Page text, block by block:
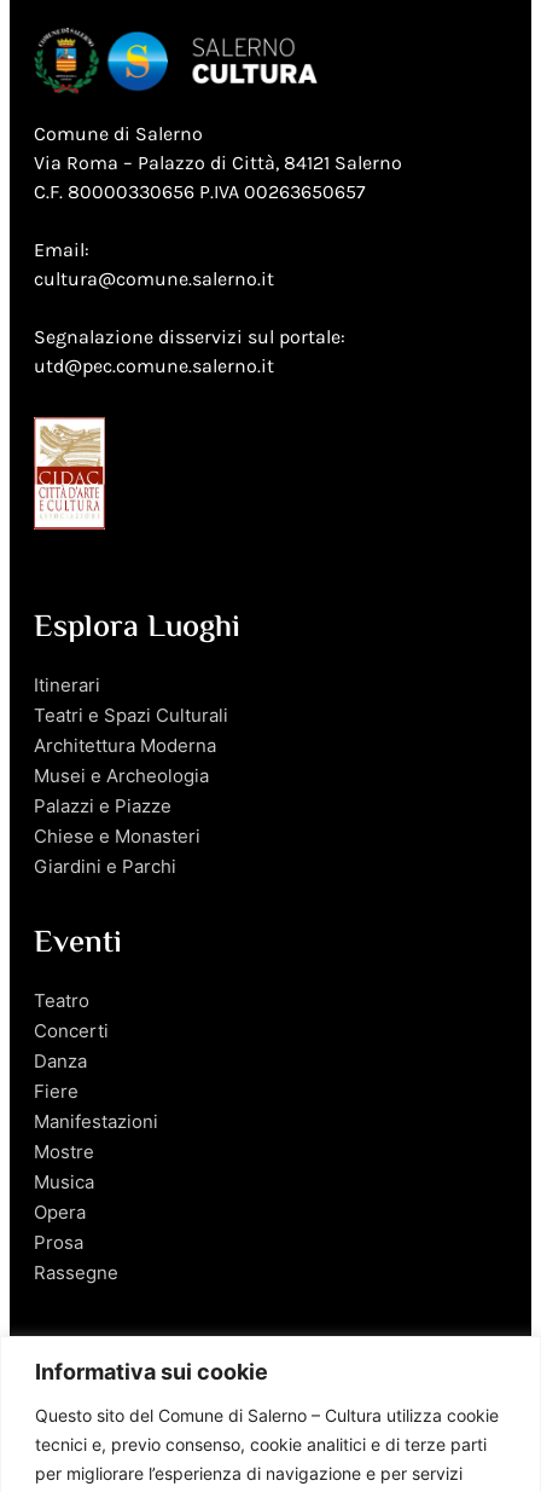
Informativa sui cookie
Questo sito del Comune di Salerno – Cultura utilizza cookie
tecnici e, previo consenso, cookie analitici e di terze parti
per migliorare l’esperienza di navigazione e per servizi
Comune di Salerno
Via Roma – Palazzo di Città, 84121 Salerno
C.F. 80000330656 P.IVA 00263650657
Email:
cultura@comune.salerno.it
Segnalazione disservizi sul portale:
utd@pec.comune.salerno.it
Esplora Luoghi
Itinerari
Teatri e Spazi Culturali
Architettura Moderna
Musei e Archeologia
Palazzi e Piazze
Chiese e Monasteri
Giardini e Parchi
Eventi
Teatro
Concerti
Danza
Fiere
Manifestazioni
Mostre
Musica
Opera
Prosa
Rassegne
Salerno
Personaggi
Enogastronomia
Mobilità a Salerno